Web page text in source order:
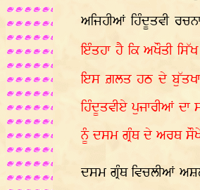
ਅਜਿਹੀਆਂ ਹਿੰਦੂਤਵੀ
ਇੰਤਹਾ ਹੈ ਕਿ ਅਖੌਤੀ
ਇਸ ਗ਼ਲਤ ਹਠ ਦੇ
ਹਿੰਦੂਤਵੀਏ ਪੁਜਾਰੀਆਂ
ਨੂੰ ਦਸਮ ਗ੍ਰੰਥ ਦੇ ਅਰਥ ਸੌਖੇ
ਦਸਮ ਗ੍ਰੰਥ ਵਿਚਲੀਆਂ